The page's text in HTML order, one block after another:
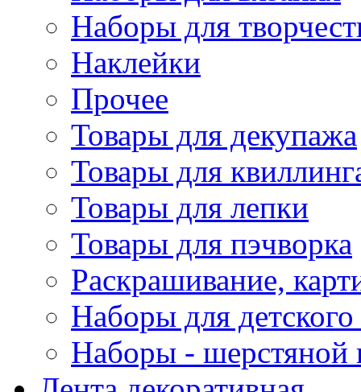
Наборы для
Наклейки
Прочее
Товары для декупажа
Товары для
Товары для лепки
Товары для пэчворка
Раскрашивание,
Наборы для
Наборы - шерстяной